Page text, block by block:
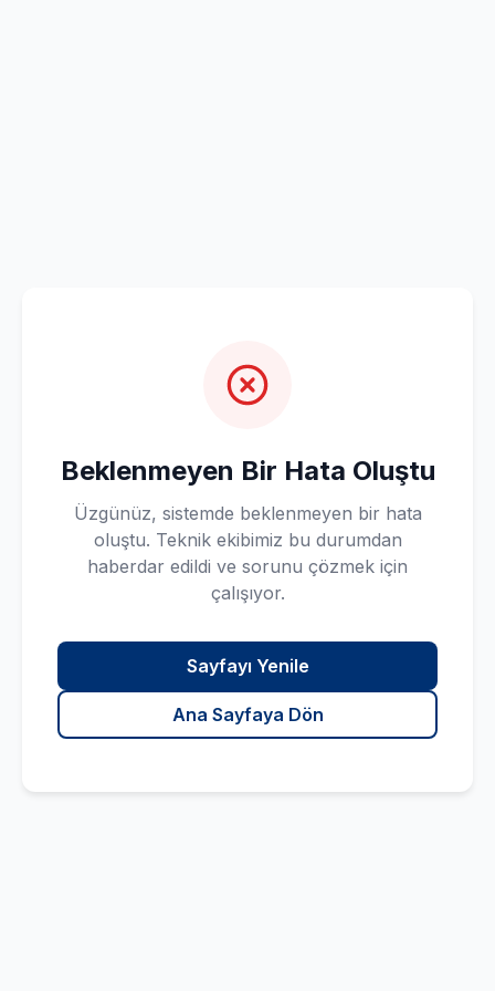
Beklenmeyen Bir Hata Oluştu
Üzgünüz, sistemde beklenmeyen bir hata
oluştu. Teknik ekibimiz bu durumdan
haberdar edildi ve sorunu çözmek için
çalışıyor.
Sayfayı Yenile
Ana Sayfaya Dön